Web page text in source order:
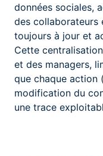
données sociales,
des collaborateurs
toujours à jour et
Cette
et des managers,
que chaque action
modification du
une trace